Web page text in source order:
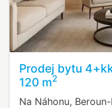
Prodej bytu
120 m2
Na Náhonu,